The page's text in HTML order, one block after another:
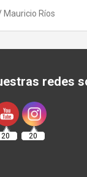
Mauricio Ríos
redes
20 20